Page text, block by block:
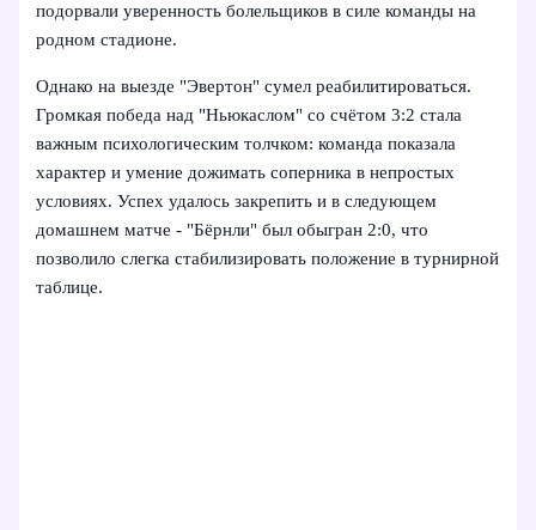
подорвали уверенность болельщиков в силе команды на
родном стадионе.
Однако на выезде "Эвертон" сумел реабилитироваться.
Громкая победа над "Ньюкаслом" со счётом 3:2 стала
важным психологическим толчком: команда показала
характер и умение дожимать соперника в непростых
условиях. Успех удалось закрепить и в следующем
домашнем матче - "Бёрнли" был обыгран 2:0, что
позволило слегка стабилизировать положение в турнирной
таблице.